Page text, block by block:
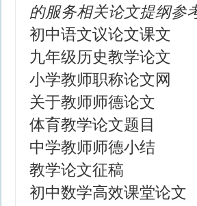
的服务相关论文提纲参
初中语文议论文课文
九年级历史教学论文
小学教师职称论文网
关于教师师德论文
体育教学论文题目
中学教师师德小结
教学论文征稿
初中数学高效课堂论文